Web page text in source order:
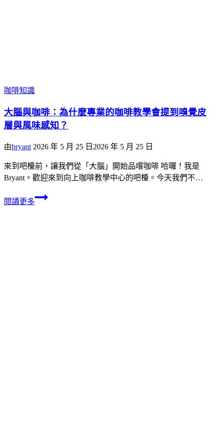
咖啡知識
大腦與咖啡：為什麼專業的咖啡教學會提到嗅覺皮
層與風味感知？
由bryant 2026 年 5 月 25 日 2026 年 5 月 25 日
來到吧檯前，讓我們從「大腦」開始品嚐咖啡 哈囉！我是
Bryant。歡迎來到向上咖啡教學中心的吧檯。今天我們不…
閱讀更多